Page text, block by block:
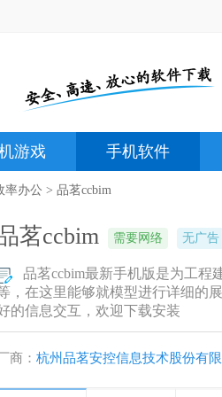
游戏 手机软件
率办公 > 品茗ccbim
茗ccbim 需要网络 无广告
品茗ccbim最新手机版是为工程
，在这里能够就模型进行详细的
的信息交互，欢迎下载安装
商： 杭州品茗安控信息技术股份有限